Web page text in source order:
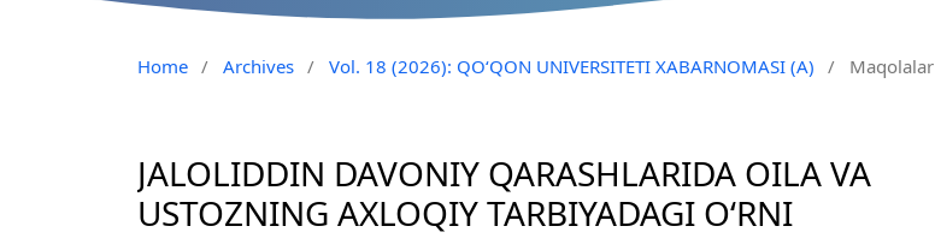
Home / Archives / Vol. 18 (2026): QO‘QON UNIVERSITETI XABARNOMASI (A) / Maqolalar
JALOLIDDIN DAVONIY QARASHLARIDA OILA VA
USTOZNING AXLOQIY TARBIYADAGI O‘RNI